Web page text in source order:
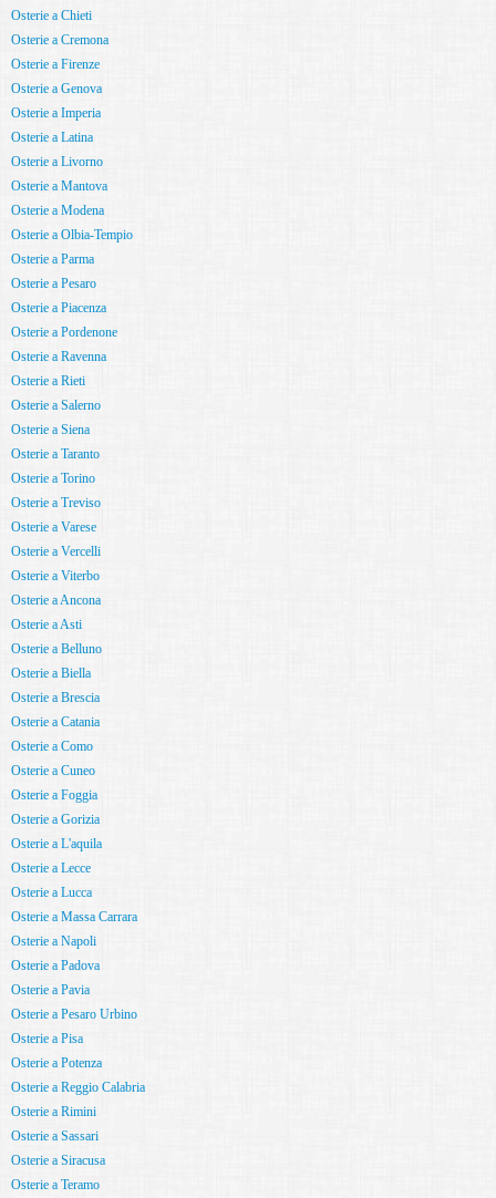
Osterie a Chieti
Osterie a Cremona
Osterie a Firenze
Osterie a Genova
Osterie a Imperia
Osterie a Latina
Osterie a Livorno
Osterie a Mantova
Osterie a Modena
Osterie a Olbia-Tempio
Osterie a Parma
Osterie a Pesaro
Osterie a Piacenza
Osterie a Pordenone
Osterie a Ravenna
Osterie a Rieti
Osterie a Salerno
Osterie a Siena
Osterie a Taranto
Osterie a Torino
Osterie a Treviso
Osterie a Varese
Osterie a Vercelli
Osterie a Viterbo
Osterie a Ancona
Osterie a Asti
Osterie a Belluno
Osterie a Biella
Osterie a Brescia
Osterie a Catania
Osterie a Como
Osterie a Cuneo
Osterie a Foggia
Osterie a Gorizia
Osterie a L'aquila
Osterie a Lecce
Osterie a Lucca
Osterie a Massa Carrara
Osterie a Napoli
Osterie a Padova
Osterie a Pavia
Osterie a Pesaro Urbino
Osterie a Pisa
Osterie a Potenza
Osterie a Reggio Calabria
Osterie a Rimini
Osterie a Sassari
Osterie a Siracusa
Osterie a Teramo